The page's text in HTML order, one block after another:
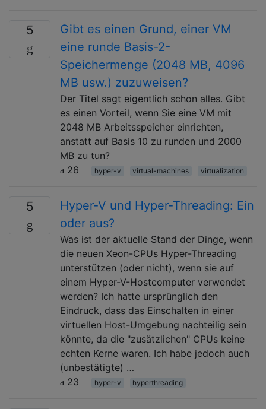
5
Gibt es einen Grund, einer VM
eine runde Basis-2-
Speichermenge (2048 MB, 4096
MB usw.) zuzuweisen?
Der Titel sagt eigentlich schon alles. Gibt
es einen Vorteil, wenn Sie eine VM mit
2048 MB Arbeitsspeicher einrichten,
anstatt auf Basis 10 zu runden und 2000
MB zu tun?
26
hyper-v virtual-machines virtualization
5
Hyper-V und Hyper-Threading: Ein
oder aus?
Was ist der aktuelle Stand der Dinge, wenn
die neuen Xeon-CPUs Hyper-Threading
unterstützen (oder nicht), wenn sie auf
einem Hyper-V-Hostcomputer verwendet
werden? Ich hatte ursprünglich den
Eindruck, dass das Einschalten in einer
virtuellen Host-Umgebung nachteilig sein
könnte, da die "zusätzlichen" CPUs keine
echten Kerne waren. Ich habe jedoch auch
(unbestätigte) …
23
hyper-v hyperthreading